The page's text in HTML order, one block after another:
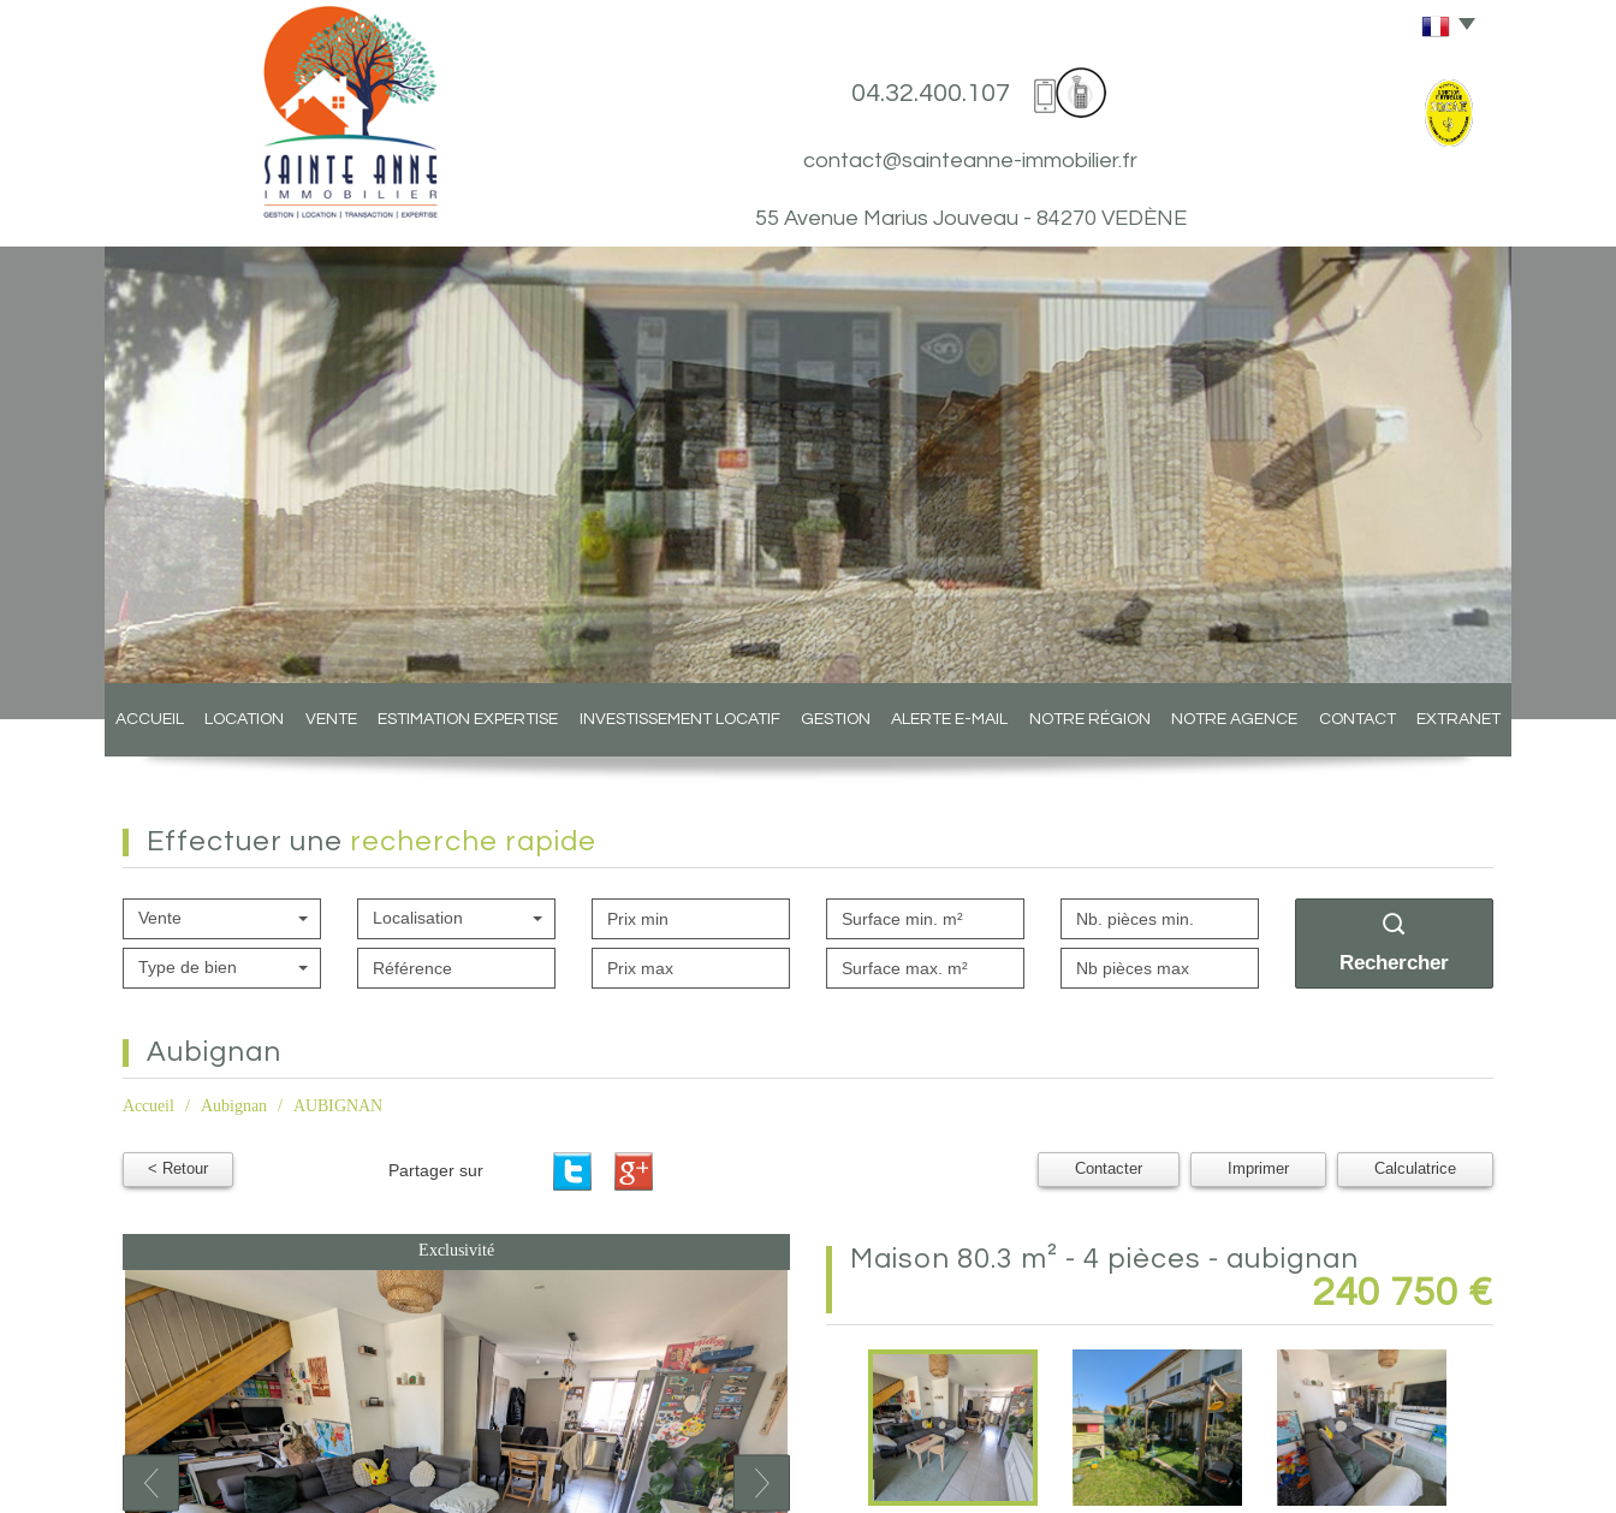
04.32.400.107
contact@sainteanne-immobilier.fr
55 Avenue Marius Jouveau - 84270 VEDÈNE
ACCUEIL LOCATION VENTE ESTIMATION EXPERTISE INVESTISSEMENT LOCATIF GESTION ALERTE E-MAIL NOTRE RÉGION NOTRE AGENCE CONTACT EXTRANET
effectuer une recherche rapide
Vente
Type de bien
Localisation
Rechercher
aubignan
Accueil Aubignan AUBIGNAN
< Retour Partager sur Contacter Imprimer Calculatrice
Exclusivité maison 80.3 m² - 4 pièces - aubignan
240 750 €